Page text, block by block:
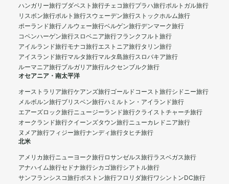
ハンガリー旅行ブダペスト旅行チェコ旅行プラハ旅行ポルトガル旅行
リスボン旅行ポルト旅行スウェーデン旅行ストックホルム旅行
ポーランド旅行ノルウェー旅行ベルゲン旅行デンマーク旅行
コペンハーゲン旅行スロベニア旅行フランクフルト旅行
アイルランド旅行モナコ旅行エストニア旅行タリン旅行
アイスランド旅行マルタ旅行マルタ島旅行スロバキア旅行
ルーマニア旅行ブルガリア旅行ルクセンブルク旅行
オセアニア・南太平洋
オーストラリア旅行ケアンズ旅行ゴールドコースト旅行シドニー旅行
メルボルン旅行ブリスベン旅行ハミルトン・アイランド旅行
エアーズロック旅行ニュージーランド旅行クライストチャーチ旅行
オークランド旅行クイーンズタウン旅行ニューカレドニア旅行
ヌメア旅行フィジー旅行ナンディ旅行タヒチ旅行
北米
アメリカ旅行ニューヨーク旅行ロサンゼルス旅行ラスベガス旅行
アナハイム旅行セドナ旅行シカゴ旅行シアトル旅行
サンフランシスコ旅行ボストン旅行フロリダ旅行ワシントンDC旅行